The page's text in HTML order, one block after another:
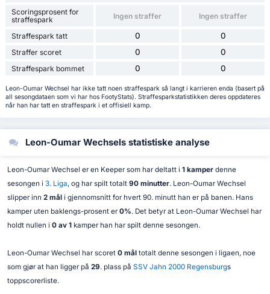
Scoringsprosent for
straffespark
Ingen straffer Ingen straffer
Straffespark tatt 0 0
Straffer scoret 0 0
Straffespark bommet 0 0
Leon-Oumar Wechsel har ikke tatt noen straffespark så langt i karrieren enda (basert på
all sesongdataen som vi har hos FootyStats). Straffesparkstatistikken deres oppdateres
når han har tatt en straffespark i et offisiell kamp.
Leon-Oumar Wechsels statistiske analyse
Leon-Oumar Wechsel er en Keeper som har deltatt i 1 kamperdenne
sesongen i 3. Liga, og har spilt totalt 90 minutter. Leon-Oumar Wechsel
slipper inn 2 måli gjennomsnitt for hvert 90. minutt han er på banen. Hans
kamper uten baklengs-prosent er 0%. Det betyr at Leon-Oumar Wechsel har
holdt nullen i 0 av 1kamper han har spilt denne sesongen.
Leon-Oumar Wechsel har scoret 0 måltotalt denne sesongen i ligaen, noe
som gjør at han ligger på 29. plass på SSV Jahn 2000 Regensburgs
toppscorerliste.